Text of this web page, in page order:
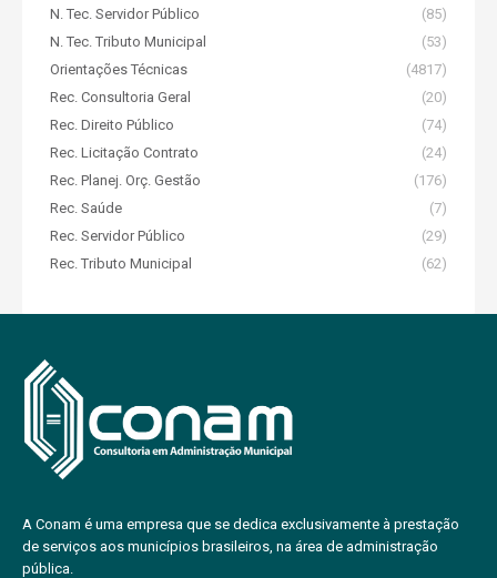
N. Tec. Servidor Público
(85)
N. Tec. Tributo Municipal
(53)
Orientações Técnicas
(4817)
Rec. Consultoria Geral
(20)
Rec. Direito Público
(74)
Rec. Licitação Contrato
(24)
Rec. Planej. Orç. Gestão
(176)
Rec. Saúde
(7)
Rec. Servidor Público
(29)
Rec. Tributo Municipal
(62)
A Conam é uma empresa que se dedica exclusivamente à prestação
de serviços aos municípios brasileiros, na área de administração
pública.